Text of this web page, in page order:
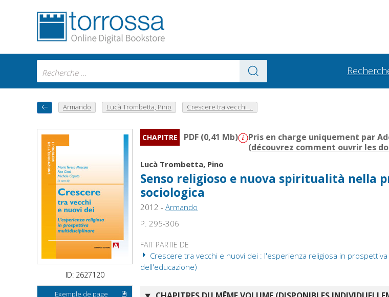
Armando Lucà Trombetta, Pino Crescere tra vecchi ...
ID: 2627120
Exemple de page
CHAPITRE PDF (0,41 Mb)
Pris en charge uniquement par
(découvrez comment ouvrir les
Lucà Trombetta, Pino
Senso religioso e nuova spiritualità nella
sociologica
2012 -Armando
P. 295-306
FAIT PARTIE DE
Crescere tra vecchi e nuovi dei : l'esperienza religiosa in
dell'educazione)